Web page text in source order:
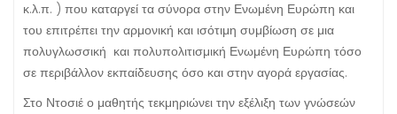
κ.λ.π. ) που καταργεί τα σύνορα στην Ενωμένη Ευρώπη και
του επιτρέπει την αρμονική και ισότιμη συμβίωση σε μια
πολυγλωσσική και πολυπολιτισμική Ενωμένη Ευρώπη τόσο
σε περιβάλλον εκπαίδευσης όσο και στην αγορά εργασίας.
Στο Ντοσιέ ο μαθητής τεκμηριώνει την εξέλιξη των γνώσεών